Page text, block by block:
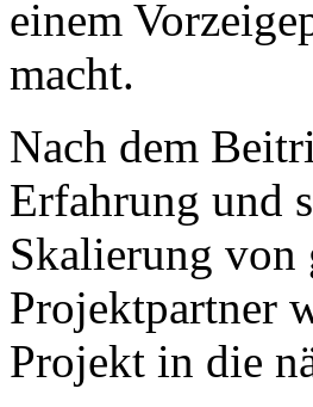
einem
macht.
Nach dem
Erfahrung und
Skalierung von
Projektpartner
Projekt in die